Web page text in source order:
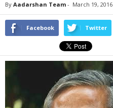
By Aadarshan Team - March 19, 2016
Facebook Twitter